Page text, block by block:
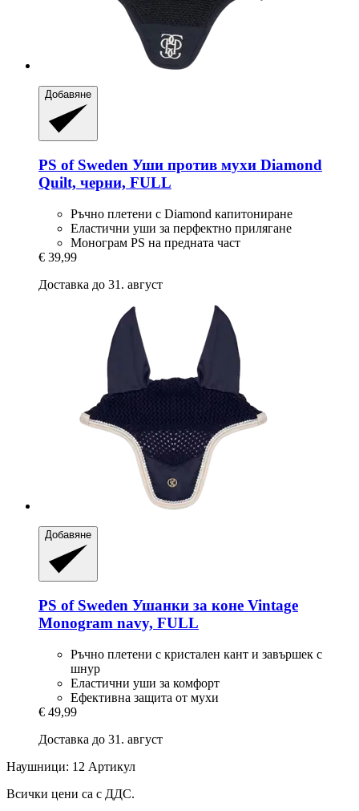
Добавяне
PS of Sweden Уши против мухи Diamond
Quilt, черни, FULL
Ръчно плетени с Diamond капитониране
Еластични уши за перфектно прилягане
Монограм PS на предната част
€ 39,99
Доставка до 31. август
Добавяне
PS of Sweden Ушанки за коне Vintage
Monogram navy, FULL
Ръчно плетени с кристален кант и завършек с
шнур
Еластични уши за комфорт
Ефективна защита от мухи
€ 49,99
Доставка до 31. август
Наушници: 12 Артикул
Всички цени са с ДДС.